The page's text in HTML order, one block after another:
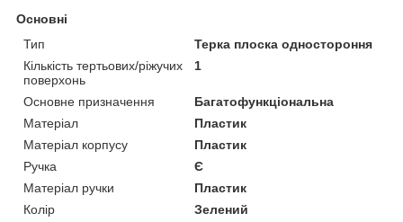
Основні
Тип
Терка плоска одностороння
Кількість тертьових/ріжучих
поверхонь
1
Основне призначення
Багатофункціональна
Матеріал
Пластик
Матеріал корпусу
Пластик
Ручка
Є
Матеріал ручки
Пластик
Колір
Зелений